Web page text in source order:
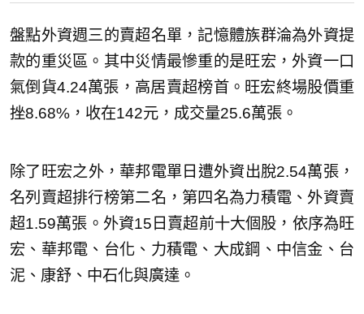
盤點外資週三的賣超名單，記憶體族群淪為外資提
款的重災區。其中災情最慘重的是旺宏，外資一口
氣倒貨4.24萬張，高居賣超榜首。旺宏終場股價重
挫8.68%，收在142元，成交量25.6萬張。
除了旺宏之外，華邦電單日遭外資出脫2.54萬張，
名列賣超排行榜第二名，第四名為力積電、外資賣
超1.59萬張。外資15日賣超前十大個股，依序為旺
宏、華邦電、台化、力積電、大成鋼、中信金、台
泥、康舒、中石化與廣達。